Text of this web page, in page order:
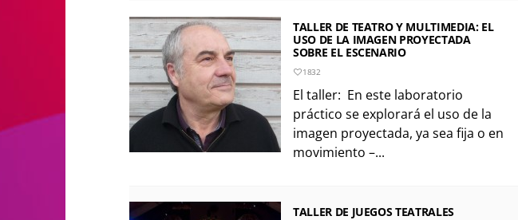
TALLER DE TEATRO Y MULTIMEDIA: EL
USO DE LA IMAGEN PROYECTADA
SOBRE EL ESCENARIO
1832
El taller: En este laboratorio
práctico se explorará el uso de la
imagen proyectada, ya sea fija o en
movimiento –...
TALLER DE JUEGOS TEATRALES